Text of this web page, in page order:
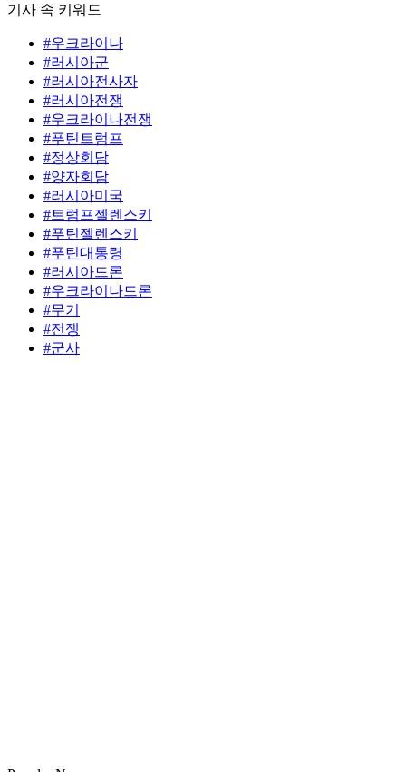
기사 속 키워드
#우크라이나
#러시아군
#러시아전사자
#러시아전쟁
#우크라이나전쟁
#푸틴트럼프
#정상회담
#양자회담
#러시아미국
#트럼프젤렌스키
#푸틴젤렌스키
#푸틴대통령
#러시아드론
#우크라이나드론
#무기
#전쟁
#군사